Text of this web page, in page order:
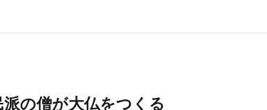
の僧が大仏をつくる